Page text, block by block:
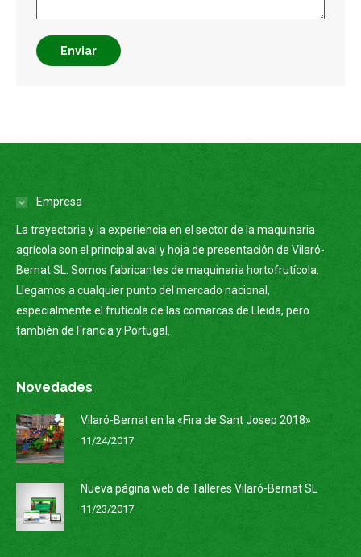
Enviar
Empresa
La trayectoria y la experiencia en el sector de la maquinaria
agrícola son el principal aval y hoja de presentación de Vilaró-
Bernat SL. Somos fabricantes de maquinaria hortofrutícola.
Llegamos a cualquier punto del mercado nacional,
especialmente el frutícola de las comarcas de Lleida, pero
también de Francia y Portugal.
Novedades
Vilaró-Bernat en la «Fira de Sant Josep 2018»
11/24/2017
Nueva página web de Talleres Vilaró-Bernat SL
11/23/2017